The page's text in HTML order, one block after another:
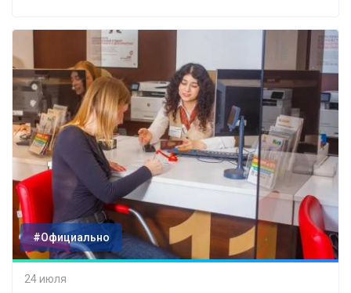
#Официально
24 июля